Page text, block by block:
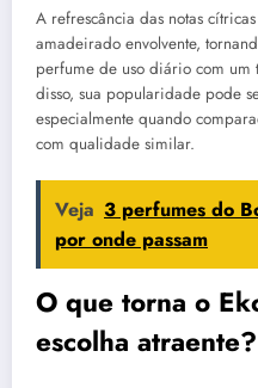
A refrescância das notas
amadeirado envolvente,
perfume de uso diário com
disso, sua popularidade pode
especialmente quando
com qualidade similar.
Veja 3 perfumes do
por onde passam
O que torna o
escolha atraente?